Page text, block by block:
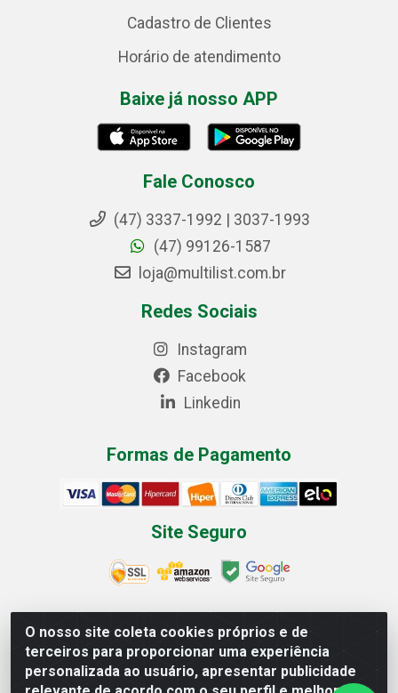
O nosso site coleta cookies próprios e de
terceiros para proporcionar uma experiência
personalizada ao usuário, apresentar publicidade
Cadastro de Clientes
Horário de atendimento
Baixe já nosso APP
Fale Conosco
(47) 3337-1992 | 3037-1993
(47) 99126-1587
loja@multilist.com.br
Redes Sociais
Instagram
Facebook
Linkedin
Formas de Pagamento
Site Seguro
Multilist Distribuidora de Cosméticos LTDA - Rua Anfilóquio
Nunes Pires, 4785 - Bela Vista, Gaspar/SC - CEP 89.111-081 -
CNPJ 07.597.795/0001-06